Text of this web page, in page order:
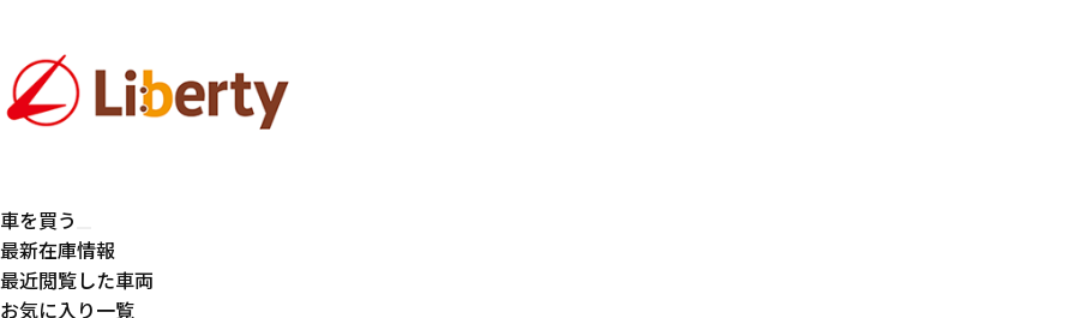
車を買う
最新在庫情報
最近閲覧した車両
お気に入り一覧